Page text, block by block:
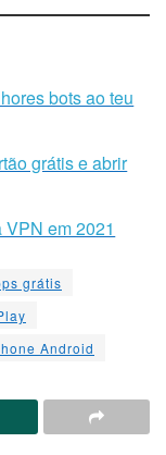
bots ao teu
grátis e abrir
em 2021
grátis
Android